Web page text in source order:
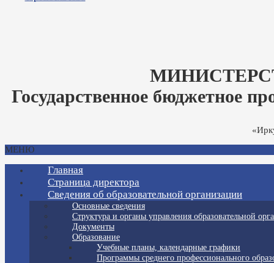
Государственное бюджетное
МЕНЮ
Главная
Страница директора
Сведения об образовательной организации
Основные сведения
Структура и органы управления образовательной
Документы
Образование
Учебные планы, календарные графики
Программы среднего профессионального